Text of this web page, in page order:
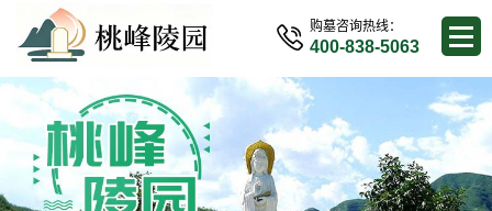
购墓咨询热线：
400-838-5063